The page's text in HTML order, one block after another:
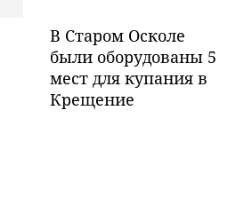
В Старом Осколе
были оборудованы 5
мест для купания в
Крещение